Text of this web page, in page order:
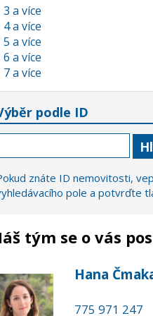
3 a více
4 a více
5 a více
6 a více
7 a více
podle ID
znáte ID nemovitosti,
pole a potvrďte
tým se o vás
Hana
775 971 247